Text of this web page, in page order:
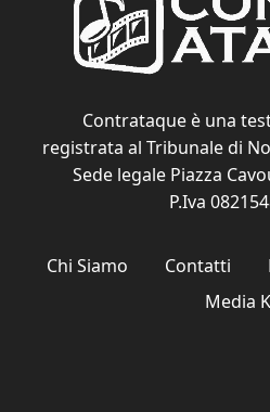
Contrataque è una
registrata al Tribunale di
Sede legale Piazza
P.Iva
Chi Siamo Contatti
Media